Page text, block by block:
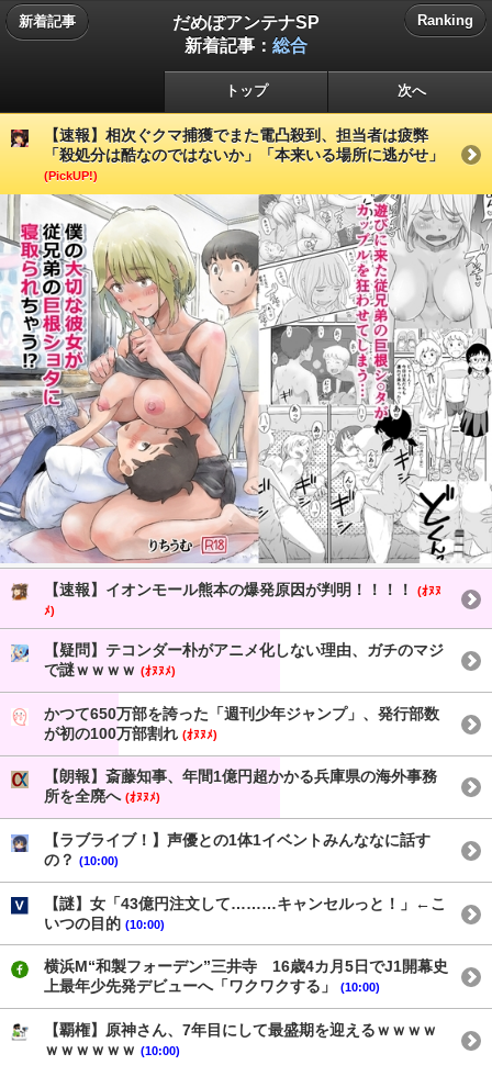
新着記事
だめぽアンテナSP
新着記事： 総合
Ranking
トップ 次へ
【速報】相次ぐクマ捕獲でまた電凸殺到、担当者は疲弊
「殺処分は酷なのではないか」「本来いる場所に逃がせ」
(PickUP!)
【速報】イオンモール熊本の爆発原因が判明！！！！
(ｵﾇﾇ
ﾒ)
【疑問】テコンダー朴がアニメ化しない理由、ガチのマジ
で謎ｗｗｗｗ (ｵﾇﾇﾒ)
かつて650万部を誇った「週刊少年ジャンプ」、発行部数
が初の100万部割れ (ｵﾇﾇﾒ)
【朗報】斎藤知事、年間1億円超かかる兵庫県の海外事務
所を全廃へ (ｵﾇﾇﾒ)
【ラブライブ！】声優との1体1イベントみんななに話す
の？ (10:00)
【謎】女「43億円注文して………キャンセルっと！」←こ
いつの目的 (10:00)
横浜M“和製フォーデン”三井寺 16歳4カ月5日でJ1開幕史
上最年少先発デビューへ「ワクワクする」
(10:00)
【覇権】原神さん、7年目にして最盛期を迎えるｗｗｗｗ
ｗｗｗｗｗｗ (10:00)